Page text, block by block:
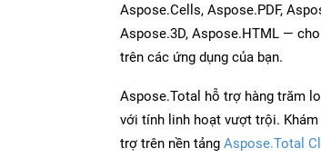
Aspose.Cells, Aspose.PDF,
Aspose.3D, Aspose.HTML —
trên các ứng dụng của bạn.
Aspose.Total hỗ trợ hàng trăm
với tính linh hoạt vượt trội.
trợ trên nền tảng Aspose.Total